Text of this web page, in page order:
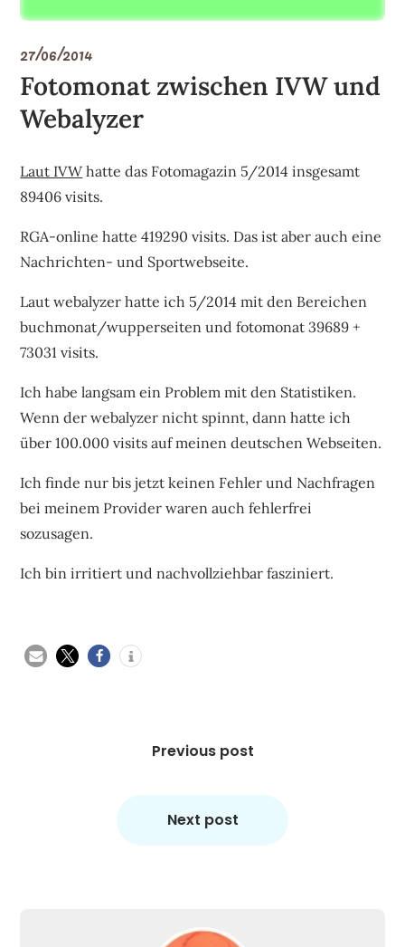
27/06/2014
Fotomonat zwischen IVW und
Webalyzer
Laut IVW hatte das Fotomagazin 5/2014 insgesamt
89406 visits.
RGA-online hatte 419290 visits. Das ist aber auch eine
Nachrichten- und Sportwebseite.
Laut webalyzer hatte ich 5/2014 mit den Bereichen
buchmonat/wupperseiten und fotomonat 39689 +
73031 visits.
Ich habe langsam ein Problem mit den Statistiken.
Wenn der webalyzer nicht spinnt, dann hatte ich
über 100.000 visits auf meinen deutschen Webseiten.
Ich finde nur bis jetzt keinen Fehler und Nachfragen
bei meinem Provider waren auch fehlerfrei
sozusagen.
Ich bin irritiert und nachvollziehbar fasziniert.
Previous post
Next post